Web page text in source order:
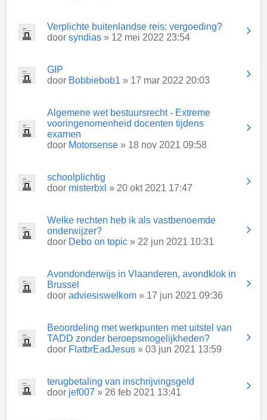
Verplichte buitenlandse reis: vergoeding?
door syndias » 12 mei 2022 23:54
GIP
door Bobbiebob1 » 17 mar 2022 20:03
Algemene wet bestuursrecht - Extreme
vooringenomenheid docenten tijdens
examen
door Motorsense » 18 nov 2021 09:58
schoolplichtig
door misterbxl » 20 okt 2021 17:47
Welke rechten heb ik als vastbenoemde
onderwijzer?
door Debo on topic » 22 jun 2021 10:31
Avondonderwijs in Vlaanderen, avondklok in
Brussel
door adviesiswelkom » 17 jun 2021 09:36
Beoordeling met werkpunten met uitstel van
TADD zonder beroepsmogelijkheden?
door FlatbrEadJesus » 03 jun 2021 13:59
terugbetaling van inschrijvingsgeld
door jef007 » 26 feb 2021 13:41